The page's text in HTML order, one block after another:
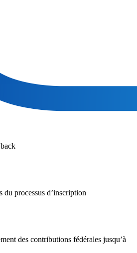
du processus d’inscription
des contributions fédérales jusqu’à